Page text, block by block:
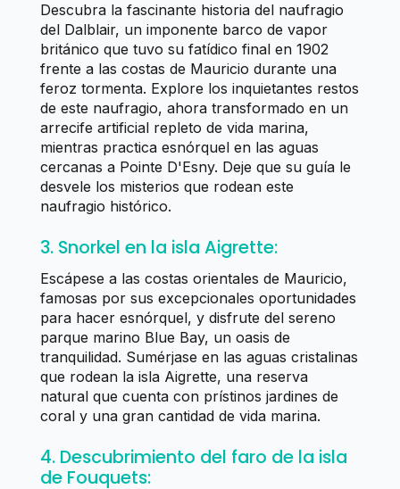
Descubra la fascinante historia del naufragio
del Dalblair, un imponente barco de vapor
británico que tuvo su fatídico final en 1902
frente a las costas de Mauricio durante una
feroz tormenta. Explore los inquietantes restos
de este naufragio, ahora transformado en un
arrecife artificial repleto de vida marina,
mientras practica esnórquel en las aguas
cercanas a Pointe D'Esny. Deje que su guía le
desvele los misterios que rodean este
naufragio histórico.
3. Snorkel en la isla Aigrette:
Escápese a las costas orientales de Mauricio,
famosas por sus excepcionales oportunidades
para hacer esnórquel, y disfrute del sereno
parque marino Blue Bay, un oasis de
tranquilidad. Sumérjase en las aguas cristalinas
que rodean la isla Aigrette, una reserva
natural que cuenta con prístinos jardines de
coral y una gran cantidad de vida marina.
4. Descubrimiento del faro de la isla
de Fouquets: